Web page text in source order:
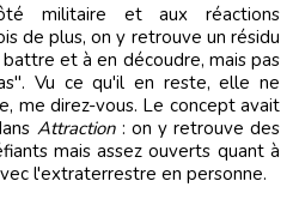
militaire et aux réactions
de plus, on y retrouve un résidu
et à en découdre, mais pas
Vu ce qu'il en reste, elle ne
me direz-vous. Le concept avait
Attraction: on y retrouve des
mais assez ouverts quant à
l'extraterrestre en personne.